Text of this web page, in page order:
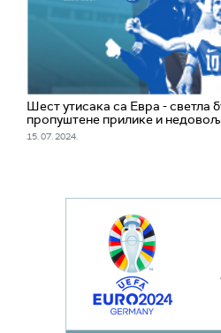
Шест утисака са Евра - светла
пропуштене прилике и
15. 07. 2024.